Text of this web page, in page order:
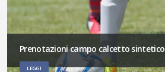
Prenotazioni campo calcetto sintetico
LEGGI